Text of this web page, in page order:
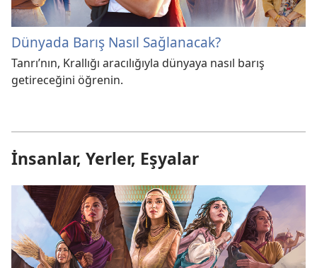
Dünyada Barış Nasıl Sağlanacak?
Tanrı’nın, Krallığı aracılığıyla dünyaya nasıl barış
getireceğini öğrenin.
İnsanlar, Yerler, Eşyalar